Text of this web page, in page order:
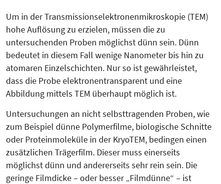
Um in der Transmissions­elektronen­mi­kroskopie (TEM)
hohe Auflösung zu erzielen, müssen die zu
untersuchenden Proben möglichst dünn sein. Dünn
bedeutet in diesem Fall wenige Nanometer bis hin zu
atomaren Einzelschichten. Nur so ist gewährleistet,
dass die Probe elektronentransparent und eine
Abbildung mittels TEM überhaupt möglich ist.
Untersuchungen an nicht selbsttragenden Proben, wie
zum Beispiel dünne Polymerfilme, biologische Schnitte
oder Proteinmoleküle in der KryoTEM, bedingen einen
zusätzlichen Trägerfilm. Dieser muss einerseits
möglichst dünn und andererseits sehr rein sein. Die
geringe Filmdicke – oder besser „Filmdünne“ – ist